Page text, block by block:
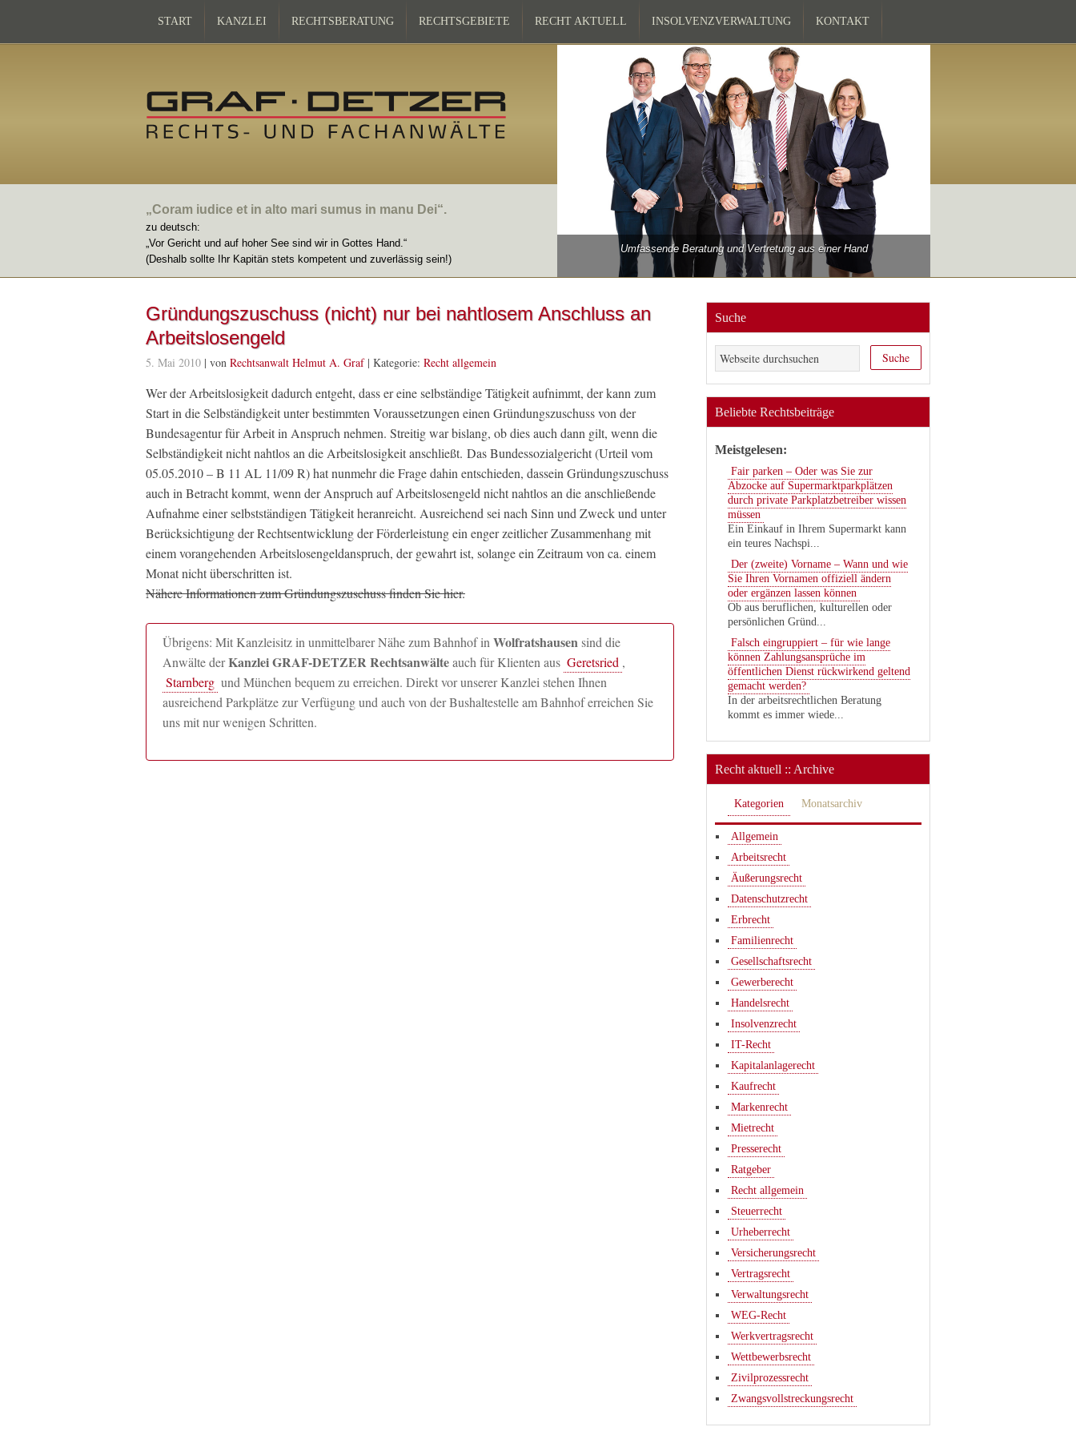
START KANZLEI RECHTSBERATUNG RECHTSGEBIETE RECHT AKTUELL INSOLVENZVERWALTUNG KONTAKT
„Coram iudice et in alto mari sumus in manu Dei“.
zu deutsch:
„Vor Gericht und auf hoher See sind wir in Gottes Hand.“
(Deshalb sollte Ihr Kapitän stets kompetent und zuverlässig sein!)
Umfassende Beratung und Vertretung aus einer Hand
Gründungszuschuss (nicht) nur bei nahtlosem Anschluss an
Arbeitslosengeld
5. Mai 2010 | von Rechtsanwalt Helmut A. Graf| Kategorie: Recht allgemein
Wer der Arbeitslosigkeit dadurch entgeht, dass er eine selbständige Tätigkeit aufnimmt, der kann zum
Start in die Selbständigkeit unter bestimmten Voraussetzungen einen Gründungszuschuss von der
Bundesagentur für Arbeit in Anspruch nehmen. Streitig war bislang, ob dies auch dann gilt, wenn die
Selbständigkeit nicht nahtlos an die Arbeitslosigkeit anschließt. Das Bundessozialgericht (Urteil vom
05.05.2010 – B 11 AL 11/09 R) hat nunmehr die Frage dahin entschieden, dassein Gründungszuschuss
auch in Betracht kommt, wenn der Anspruch auf Arbeitslosengeld nicht nahtlos an die anschließende
Aufnahme einer selbstständigen Tätigkeit heranreicht. Ausreichend sei nach Sinn und Zweck und unter
Berücksichtigung der Rechtsentwicklung der Förderleistung ein enger zeitlicher Zusammenhang mit
einem vorangehenden Arbeitslosengeldanspruch, der gewahrt ist, solange ein Zeitraum von ca. einem
Monat nicht überschritten ist.
Nähere Informationen zum Gründungszuschuss finden Sie hier.
Übrigens: Mit Kanzleisitz in unmittelbarer Nähe zum Bahnhof in Wolfratshausensind die
Anwälte derKanzlei GRAF-DETZER Rechtsanwälteauch für Klienten aus Geretsried ,
Starnberg und München bequem zu erreichen. Direkt vor unserer Kanzlei stehen Ihnen
ausreichend Parkplätze zur Verfügung und auch von der Bushaltestelle am Bahnhof erreichen Sie
uns mit nur wenigen Schritten.
Suche
Beliebte Rechtsbeiträge
Meistgelesen:
Fair parken – Oder was Sie zur
Abzocke auf Supermarktparkplätzen
durch private Parkplatzbetreiber wissen
müssen
Ein Einkauf in Ihrem Supermarkt kann
ein teures Nachspi...
Der (zweite) Vorname – Wann und wie
Sie Ihren Vornamen offiziell ändern
oder ergänzen lassen können
Ob aus beruflichen, kulturellen oder
persönlichen Gründ...
Falsch eingruppiert – für wie lange
können Zahlungsansprüche im
öffentlichen Dienst rückwirkend geltend
gemacht werden?
In der arbeitsrechtlichen Beratung
kommt es immer wiede...
Recht aktuell :: Archive
Kategorien Monatsarchiv
Allgemein
Arbeitsrecht
Äußerungsrecht
Datenschutzrecht
Erbrecht
Familienrecht
Gesellschaftsrecht
Gewerberecht
Handelsrecht
Insolvenzrecht
IT-Recht
Kapitalanlagerecht
Kaufrecht
Markenrecht
Mietrecht
Presserecht
Ratgeber
Recht allgemein
Steuerrecht
Urheberrecht
Versicherungsrecht
Vertragsrecht
Verwaltungsrecht
WEG-Recht
Werkvertragsrecht
Wettbewerbsrecht
Zivilprozessrecht
Zwangsvollstreckungsrecht